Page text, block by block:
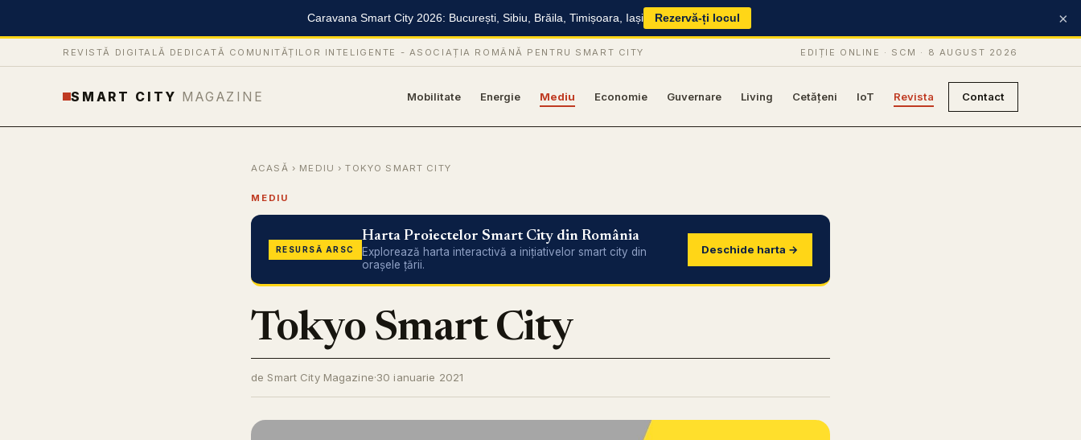
Caravana Smart City 2026: București, Sibiu, Brăila, Timișoara, Iași Rezervă-ți locul ×
REVISTĂ DIGITALĂ DEDICATĂ COMUNITĂȚILOR INTELIGENTE - ASOCIAȚIA ROMÂNĂ PENTRU SMART CITY EDIȚIE ONLINE · SCM · 8 AUGUST 2026
SMART CITY MAGAZINE Mobilitate Energie Mediu Economie Guvernare Living Cetățeni IoT Revista Contact
ACASĂ › MEDIU › TOKYO SMART CITY
MEDIU
RESURSĂ ARSC
Harta Proiectelor Smart City din România
Explorează harta interactivă a inițiativelor smart city din
orașele țării.
Deschide harta →
Tokyo Smart City
de Smart City Magazine·30 ianuarie 2021